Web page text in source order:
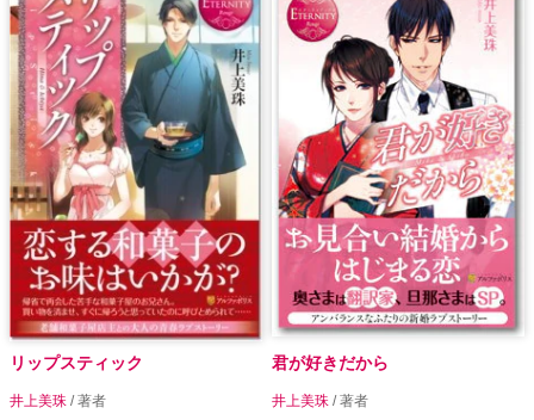
リップスティック
井上美珠 / 著者
君が好きだから
井上美珠 / 著者